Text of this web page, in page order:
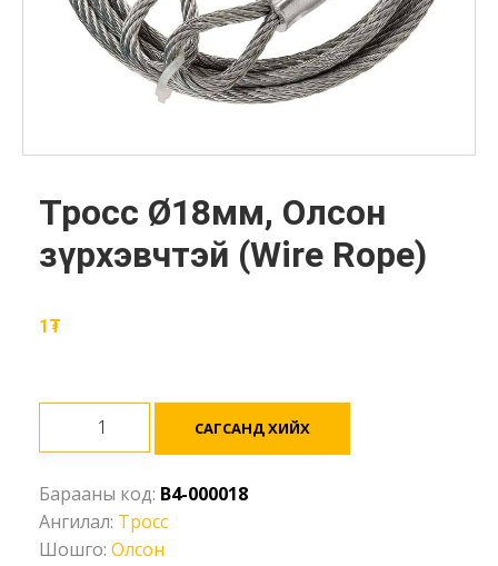
Тросс Ø18мм, Олсон
зүрхэвчтэй (Wire Rope)
1₮
зүрхэвчтэй
(Wire
Rope)
САГСАНД ХИЙХ
Барааны код: B4-000018
Ангилал: Тросс
Шошго: Олсон